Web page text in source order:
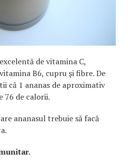
de vitamina C,
B6, cupru şi fibre. De
că 1 ananas de aproximativ
76 de calorii.
ananasul trebuie să facă